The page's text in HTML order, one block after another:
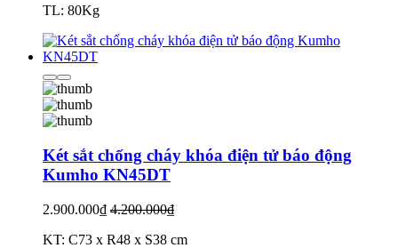
TL: 80Kg
Két sắt chống cháy khóa điện tử báo động
Kumho KN45DT
2.900.000₫ 4.200.000₫
KT: C73 x R48 x S38 cm